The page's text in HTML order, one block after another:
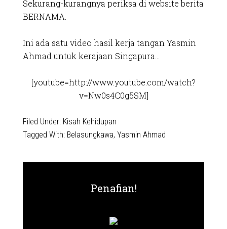
Sekurang-kurangnya periksa di website berita
BERNAMA.
Ini ada satu video hasil kerja tangan Yasmin
Ahmad untuk kerajaan Singapura…
[youtube=http://www.youtube.com/watch?
v=Nw0s4C0g5SM]
Filed Under: Kisah Kehidupan
Tagged With: Belasungkawa, Yasmin Ahmad
Penafian!